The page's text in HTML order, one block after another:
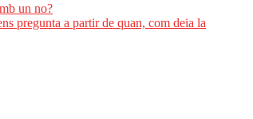
un no?
pregunta a partir de quan, com deia la